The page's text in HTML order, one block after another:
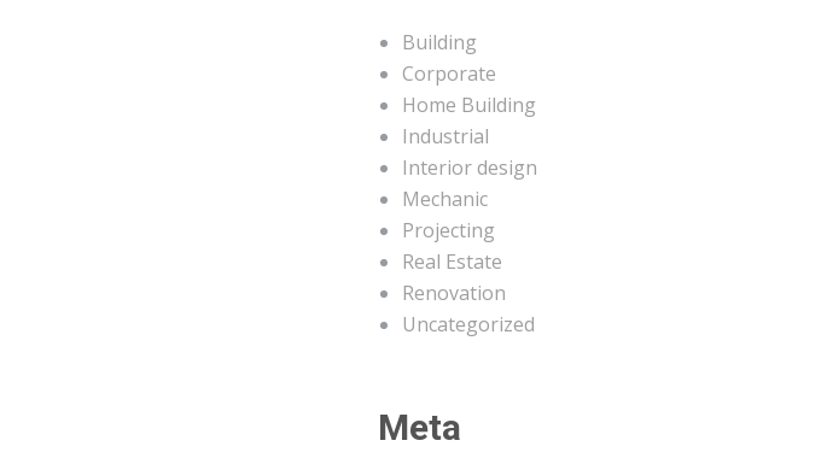
Building
Corporate
Home Building
Industrial
Interior design
Mechanic
Projecting
Real Estate
Renovation
Uncategorized
Meta